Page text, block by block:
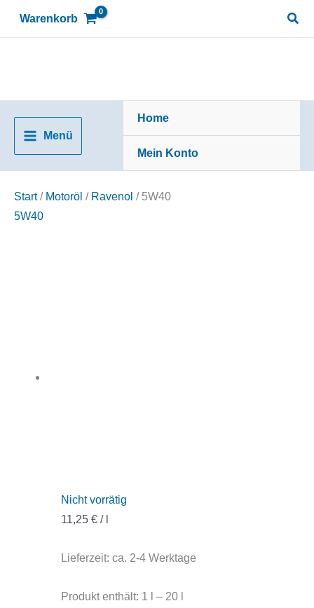
Warenkorb
Menü
Home
Mein Konto
Start/ Motoröl / Ravenol / 5W40
5W40
Nicht vorrätig
11,25 €/
Lieferzeit: ca. 2-4 Werktage
Produkt enthält: 1 – 20